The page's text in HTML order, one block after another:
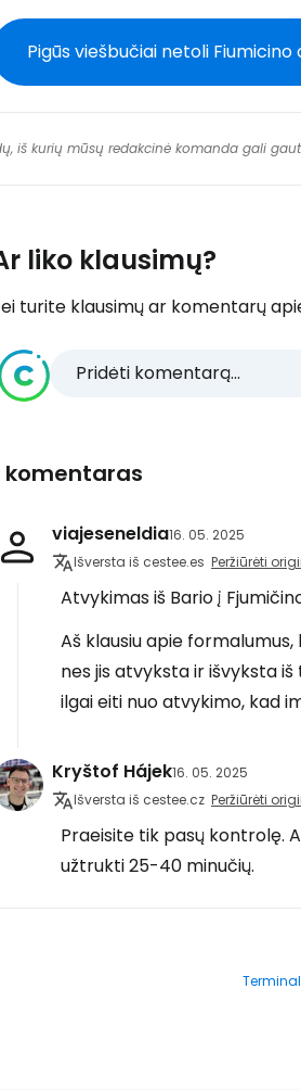
Pigūs viešbučiai netoli
iš kurių mūsų redakcinė komanda gali
liko klausimų?
turite klausimų ar komentarų
Pridėti komentarą...
komentaras
viajeseneldia16. 05. 2025
Išversta iš cestee.es Peržiūrėti
Atvykimas iš Bario į
Aš klausiu apie
nes jis atvyksta ir išvyksta
ilgai eiti nuo atvykimo, kad
Kryštof Hájek16. 05. 2025
Išversta iš cestee.cz Peržiūrėti
Praeisite tik pasų kontrolę.
užtrukti 25-40 minučių.